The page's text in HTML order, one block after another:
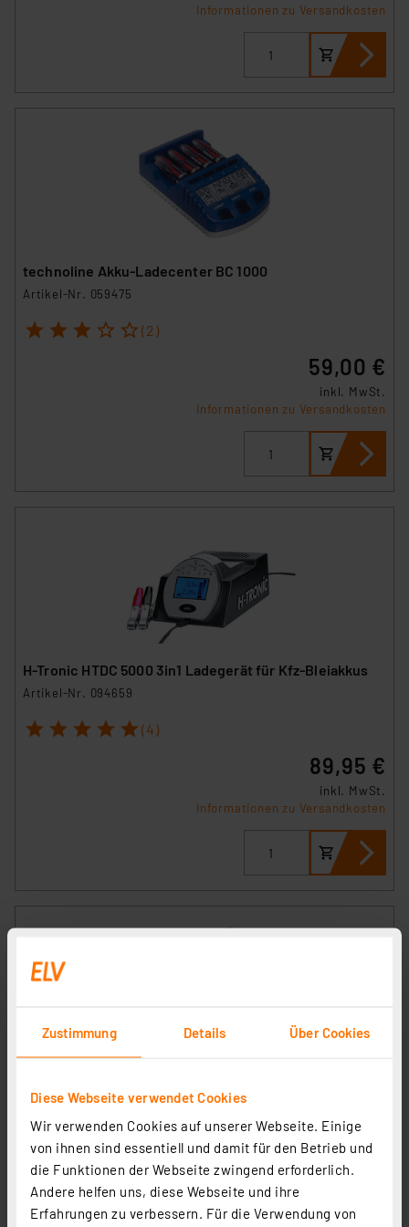
Zustimmung Details Über Cookies
Diese Webseite verwendet Cookies
Wir verwenden Cookies auf unserer Webseite. Einige
von ihnen sind essentiell und damit für den Betrieb und
die Funktionen der Webseite zwingend erforderlich.
Andere helfen uns, diese Webseite und ihre
Erfahrungen zu verbessern. Für die Verwendung von
Informationen zu Versandkosten
technoline Akku-Ladecenter BC 1000
Artikel-Nr. 059475
1 2 3 4 5 (2)
59,00 €
inkl. MwSt.
Informationen zu Versandkosten
H-Tronic HTDC 5000 3in1 Ladegerät für Kfz-Bleiakkus
Artikel-Nr. 094659
1 2 3 4 5 (4)
89,95 €
inkl. MwSt.
Informationen zu Versandkosten
inkl., 4 x RECYKO AA 2100 mAh, 4 x RECYKO AAA 850
24,93 €
inkl. MwSt.
Informationen zu Versandkosten